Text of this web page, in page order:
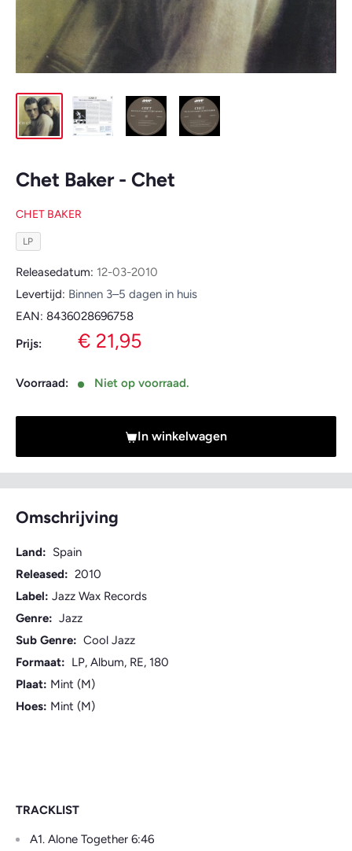
Chet Baker - Chet
CHET BAKER
LP
Releasedatum: 12-03-2010
Levertijd: Binnen 3–5 dagen in huis
EAN: 8436028696758
Prijs:
Verkoopprijs
€ 21,95
Voorraad: Niet op voorraad.
In winkelwagen
Omschrijving
Land: Spain
Released: 2010
Label: Jazz Wax Records
Genre: Jazz
Sub Genre: Cool Jazz
Formaat: LP, Album, RE, 180
Plaat: Mint (M)
Hoes: Mint (M)
TRACKLIST
A1. Alone Together 6:46